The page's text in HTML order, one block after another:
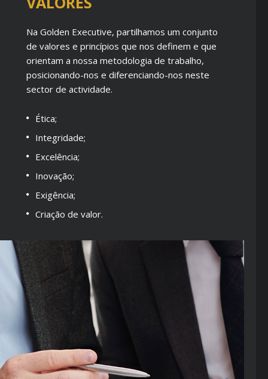
Na Golden Executive, partilhamos um conjunto
de valores e princípios que nos definem e que
orientam a nossa metodologia de trabalho,
posicionando-nos e diferenciando-nos neste
sector de actividade.
Ética;
Integridade;
Excelência;
Inovação;
Exigência;
Criação de valor.